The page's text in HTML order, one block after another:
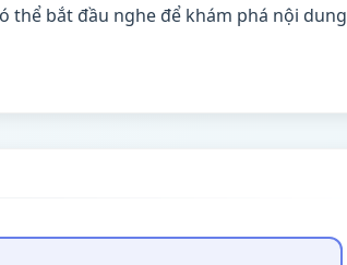
thể bắt đầu nghe để khám phá nội dung